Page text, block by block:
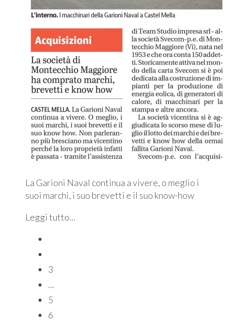
La Garioni Naval continua a vivere, o meglio i
suoi marchi, i suo brevetti e il suo know-how
Leggi tutto...
3
...
5
6